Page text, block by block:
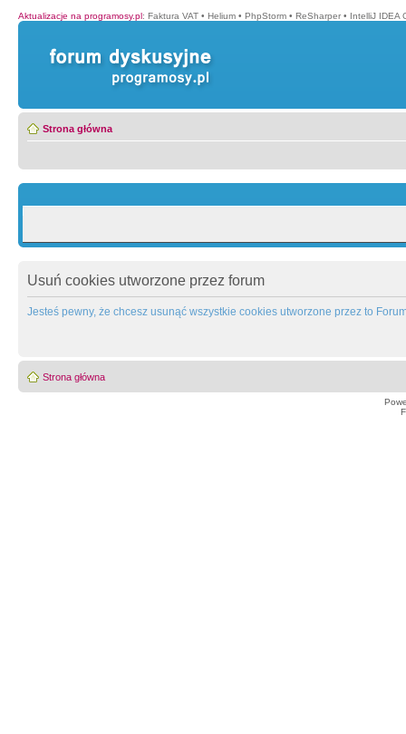
Aktualizacje na programosy.pl: Faktura VAT • Helium • PhpStorm • ReSharper • IntelliJ IDEA
Strona główna
Usuń cookies utworzone przez forum
Jesteś pewny, że chcesz usunąć wszystkie cookies utworzone przez to
Strona główna